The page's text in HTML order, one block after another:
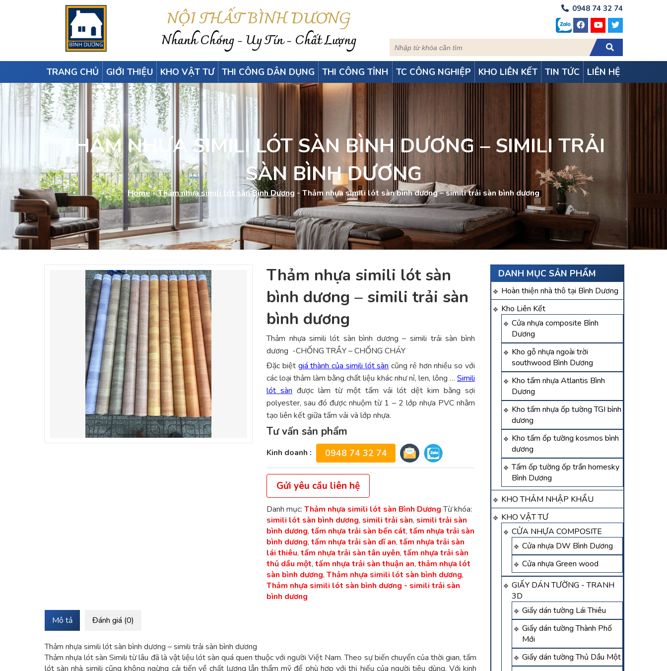
NỘI THẤT BÌNH DƯƠNG
Nhanh Chóng - Uy Tín - Chất Lượng
0948 74 32 74
TRANG CHỦ GIỚI THIỆU KHO VẬT TƯ THI CÔNG DÂN DỤNG THI CÔNG TỈNH TC CÔNG NGHIỆP KHO LIÊN KẾT TIN TỨC LIÊN HỆ
THẢM NHỰA SIMILI LÓT SÀN BÌNH DƯƠNG – SIMILI TRẢI
SÀN BÌNH DƯƠNG
Home-Thảm nhựa simili lót sàn Bình Dương -Thảm nhựa simili lót sàn bình dương – simili trải sàn bình dương
DANH MỤC SẢN PHẨM
Hoàn thiện nhà thô tại Bình Dương
Kho Liên Kết
Cửa nhựa composite Bình
Dương
Kho gỗ nhựa ngoài trời
southwood Bình Dương
Kho tấm nhựa Atlantis Bình
Dương
Kho tấm nhựa ốp tường TGI bình
dương
Kho tấm ốp tường kosmos bình
dương
Tấm ốp tường ốp trần homesky
Bình Dương
KHO THẢM NHẬP KHẨU
KHO VẬT TƯ
CỬA NHỰA COMPOSITE
Cửa nhựa DW Bình Dương
Cửa nhựa Green wood
GIẤY DÁN TƯỜNG - TRANH
3D
Giấy dán tường Lái Thiêu
Giấy dán tường Thành Phố
Mới
Giấy dán tường Thủ Dầu Một
Thảm nhựa simili lót sàn
bình dương – simili trải sàn
bình dương
Thảm nhựa simili lót sàn bình dương – simili trải sàn bình
dương -CHỐNG TRẦY – CHỐNG CHÁY
Đặc biệt giá thành của simili lót sàn cũng rẻ hơn nhiều so với
các loại thảm làm bằng chất liệu khác như nỉ, len, lông … Simili
lót sàn được làm từ một tấm vải lót dệt kim bằng sợi
polyester, sau đó được nhuộm từ 1 – 2 lớp nhựa PVC nhằm
tạo liên kết giữa tấm vải và lớp nhựa.
Tư vấn sản phẩm
Kinh doanh : 0948 74 32 74
Gửi yêu cầu liên hệ
Danh mục: Thảm nhựa simili lót sàn Bình Dương Từ khóa:
simili lót sàn bình dương, simili trải sàn, simili trải sàn
bình dương, tấm nhựa trải sàn bến cát, tấm nhựa trải sàn
bình dương, tấm nhựa trải sàn dĩ an, tấm nhựa trải sàn
lái thiêu, tấm nhựa trải sàn tân uyên, tấm nhựa trải sàn
thủ dầu một, tấm nhựa trải sàn thuận an, thảm nhựa lót
sàn bình dương, Thảm nhựa simili lót sàn bình dương,
Thảm nhựa simili lót sàn bình dương - simili trải sàn
bình dương
Mô tả Đánh giá (0)
Thảm nhựa simili lót sàn bình dương – simili trải sàn bình dương
Thảm nhựa lót sàn Simili từ lâu đã là vật liệu lót sàn quá quen thuộc với người Việt Nam. Theo sự biến chuyển của thời gian, tấm
lót sàn nhà simili cũng không ngừng cải tiến về chất lượng lẫn thẩm mỹ để phù hợp với thị hiếu của người tiêu dùng. Với kinh